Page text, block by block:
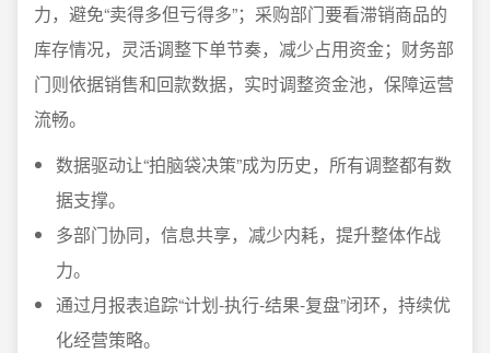
力，避免“卖得多但亏得多”；采购部门要看滞销商品的
库存情况，灵活调整下单节奏，减少占用资金；财务部
门则依据销售和回款数据，实时调整资金池，保障运营
流畅。
数据驱动让“拍脑袋决策”成为历史，所有调整都有数
据支撑。
多部门协同，信息共享，减少内耗，提升整体作战
力。
通过月报表追踪“计划-执行-结果-复盘”闭环，持续优
化经营策略。